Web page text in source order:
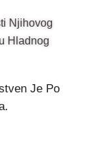
Njihovog
Hladnog
Je Po